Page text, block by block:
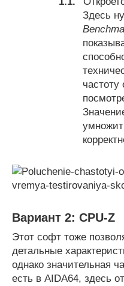
Здесь
Вариант 2: CPU-Z
Этот софт тоже
детальные
однако значительная
есть в AIDA64, здесь